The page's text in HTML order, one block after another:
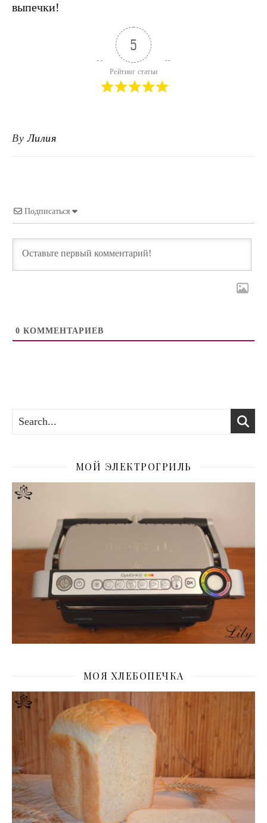
выпечки!
5
Рейтинг статьи
ByЛилия
Подписаться
0 КОММЕНТАРИЕВ
МОЙ ЭЛЕКТРОГРИЛЬ
МОЯ ХЛЕБОПЕЧКА